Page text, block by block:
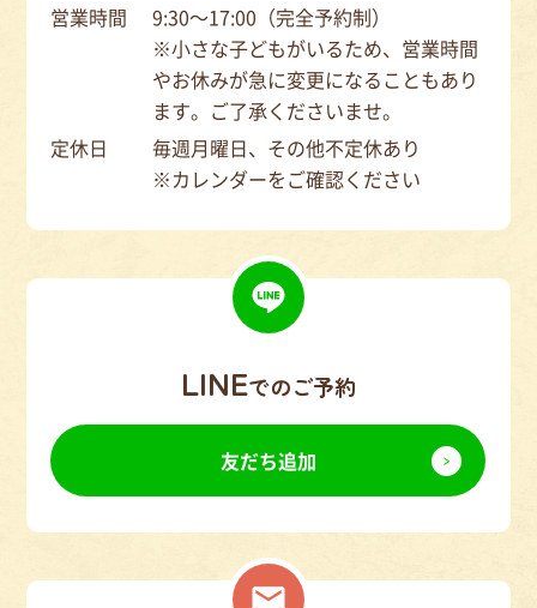
営業時間
9:30～17:00（完全予約制）
※小さな子どもがいるため、営業時間
やお休みが急に変更になることもあり
ます。ご了承くださいませ。
定休日
毎週月曜日、その他不定休あり
※カレンダーをご確認ください
LINEでのご予約
友だち追加